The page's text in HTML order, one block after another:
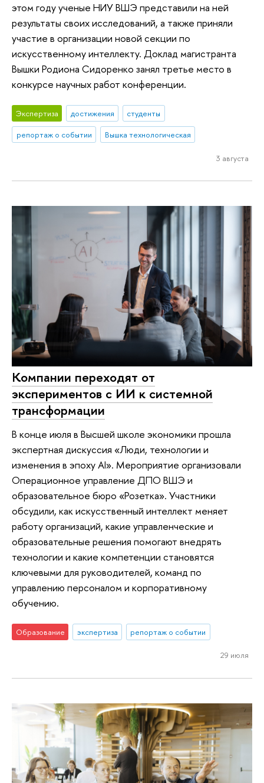
этом году ученые НИУ ВШЭ представили на ней
результаты своих исследований, а также приняли
участие в организации новой секции по
искусственному интеллекту. Доклад магистранта
Вышки Родиона Сидоренко занял третье место в
конкурсе научных работ конференции.
Экспертиза достижения
студенты
репортаж о событии
Вышка технологическая
3 августа
Компании переходят от
экспериментов с ИИ к системной
трансформации
В конце июля в Высшей школе экономики прошла
экспертная дискуссия «Люди, технологии и
изменения в эпоху AI». Мероприятие организовали
Операционное управление ДПО ВШЭ и
образовательное бюро «Розетка». Участники
обсудили, как искусственный интеллект меняет
работу организаций, какие управленческие и
образовательные решения помогают внедрять
технологии и какие компетенции становятся
ключевыми для руководителей, команд по
управлению персоналом и корпоративному
обучению.
Образование экспертиза репортаж о событии
29 июля